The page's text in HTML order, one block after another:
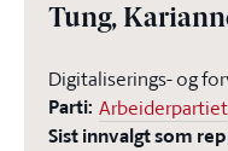
Tung,
Digitaliserings- og
Parti: Arbeiderpartiet
Sist innvalgt som